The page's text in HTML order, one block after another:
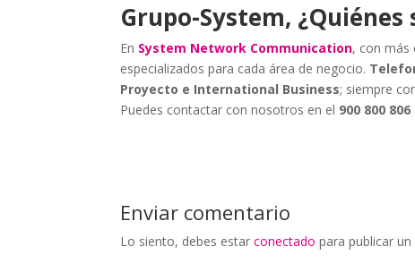
Grupo-System, ¿Quiénes
En System Network Communication, con más
especializados para cada área de negocio.
Proyecto e International Business; siempre
Puedes contactar con nosotros en el 900 800 806
Enviar comentario
Lo siento, debes estarconectado para publicar